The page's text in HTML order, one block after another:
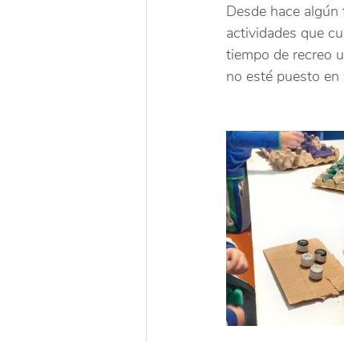
Desde hace
actividades que
tiempo de recreo
no esté puesto